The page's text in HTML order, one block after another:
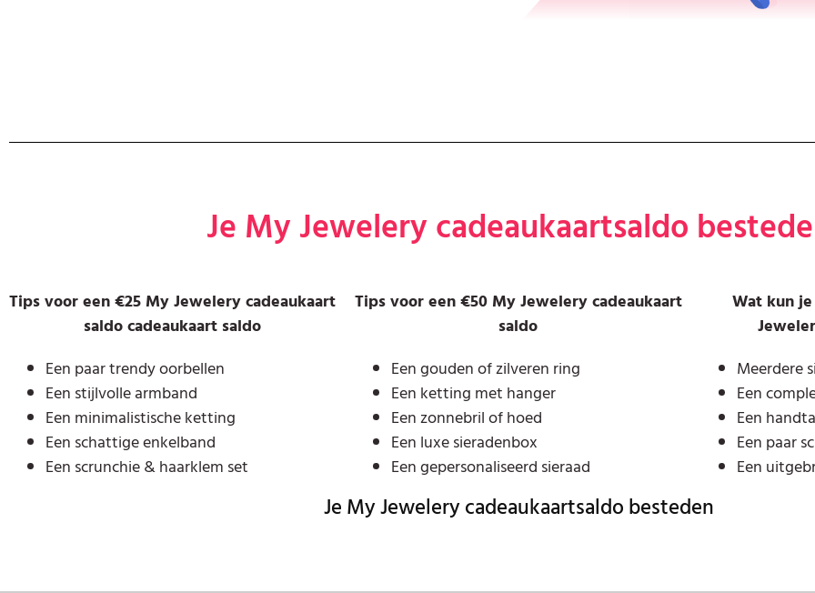
Je My Jewelery cadeaukaartsaldo
Tips voor een €25 My Jewelery cadeaukaart
saldo cadeaukaart saldo
Een paar trendy oorbellen
Een stijlvolle armband
Een minimalistische ketting
Een schattige enkelband
Een scrunchie & haarklem set
Tips voor een €50 My Jewelery cadeaukaart
saldo
Een gouden of zilveren ring
Een ketting met hanger
Een zonnebril of hoed
Een luxe sieradenbox
Een gepersonaliseerd sieraad
Wat kun
Meerdere
Een
Een
Een paar
Een
Je My Jewelery cadeaukaartsaldo besteden